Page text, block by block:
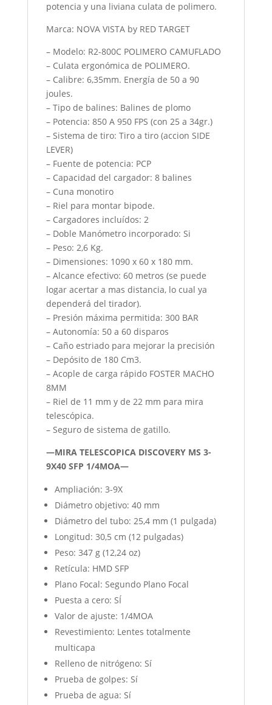
potencia y una liviana culata de polimero.
Marca: NOVA VISTA by RED TARGET
– Modelo: R2-800C POLIMERO CAMUFLADO
– Culata ergonómica de POLIMERO.
– Calibre: 6,35mm. Energía de 50 a 90
joules.
– Tipo de balines: Balines de plomo
– Potencia: 850 A 950 FPS (con 25 a 34gr.)
– Sistema de tiro: Tiro a tiro (accion SIDE
LEVER)
– Fuente de potencia: PCP
– Capacidad del cargador: 8 balines
– Cuna monotiro
– Riel para montar bipode.
– Cargadores incluídos: 2
– Doble Manómetro incorporado: Si
– Peso: 2,6 Kg.
– Dimensiones: 1090 x 60 x 180 mm.
– Alcance efectivo: 60 metros (se puede
logar acertar a mas distancia, lo cual ya
dependerá del tirador).
– Presión máxima permitida: 300 BAR
– Autonomía: 50 a 60 disparos
– Caño estriado para mejorar la precisión
– Depósito de 180 Cm3.
– Acople de carga rápido FOSTER MACHO
8MM
– Riel de 11 mm y de 22 mm para mira
telescópica.
– Seguro de sistema de gatillo.
—MIRA TELESCOPICA DISCOVERY MS 3-
9X40 SFP 1/4MOA—
Ampliación: 3-9X
Diámetro objetivo: 40 mm
Diámetro del tubo: 25,4 mm (1 pulgada)
Longitud: 30,5 cm (12 pulgadas)
Peso: 347 g (12,24 oz)
Retícula: HMD SFP
Plano Focal: Segundo Plano Focal
Puesta a cero: SÍ
Valor de ajuste: 1/4MOA
Revestimiento: Lentes totalmente
multicapa
Relleno de nitrógeno: Sí
Prueba de golpes: Sí
Prueba de agua: Sí